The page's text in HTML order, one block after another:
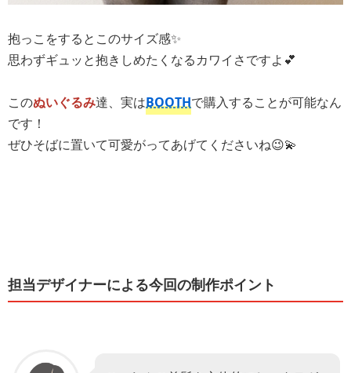
抱っこをするとこのサイズ感✨
思わずギュッと抱きしめたくなるカワイさですよ💕
このぬいぐるみ達、実はBOOTHで購入することが可能なん
です！
ぜひそばに置いて可愛がってあげてくださいね😉💫
担当デザイナーによる今回の制作ポイント